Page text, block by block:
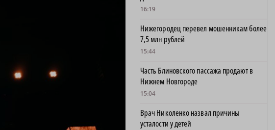
16:19
Нижегородец перевел мошенникам более
7,5 млн рублей
15:44
Часть Блиновского пассажа продают в
Нижнем Новгороде
15:04
Врач Николенко назвал причины
усталости у детей